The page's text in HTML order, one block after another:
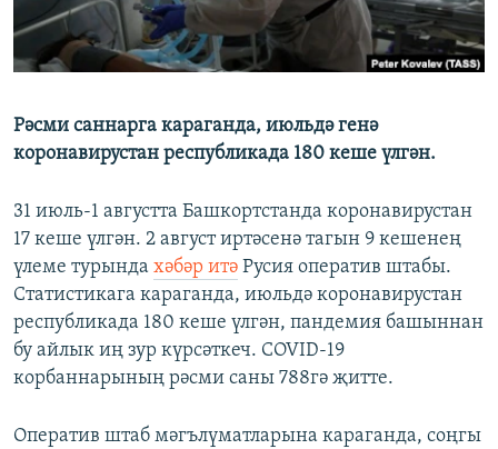
ДИНИ ТОРМЫШ
ПӘРӘВЕЗ
ӘЙДӘ ONLINE
IDEL.РЕАЛИИ
БЕЗГӘ КУШЫЛЫГЫЗ!
БАШКА ТЕЛЛӘРДӘ
Рәсми саннарга караганда, июльдә генә
коронавирустан республикада 180 кеше үлгән.
31 июль-1 августта Башкортстанда коронавирустан
17 кеше үлгән. 2 август иртәсенә тагын 9 кешенең
үлеме турында хәбәр итә Русия оператив штабы.
Статистикага караганда, июльдә коронавирустан
республикада 180 кеше үлгән, пандемия башыннан
бу айлык иң зур күрсәткеч. COVID-19
корбаннарының рәсми саны 788гә җитте.
Оператив штаб мәгълүматларына караганда, соңгы